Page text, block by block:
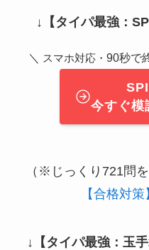
↓ 【タイパ最強：
＼ スマホ対応・ 90秒で
今すぐ模
（※じっくり721問
【合格対
↓ 【タイパ最強：玉